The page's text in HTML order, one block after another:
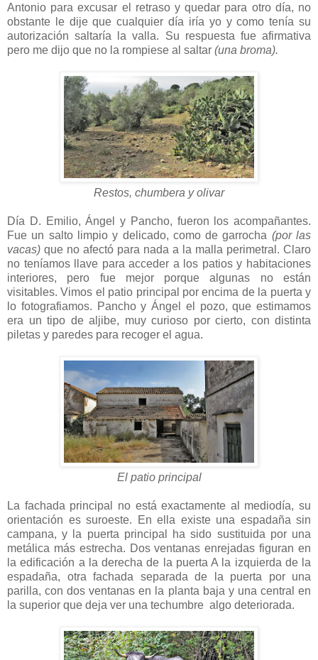
Antonio para excusar el retraso y quedar para otro día, no
obstante le dije que cualquier día iría yo y como tenía su
autorización saltaría la valla. Su respuesta fue afirmativa
pero me dijo que no la rompiese al saltar (una broma).
Restos, chumbera y olivar
Día D. Emilio, Ángel y Pancho, fueron los acompañantes.
Fue un salto limpio y delicado, como de garrocha (por las
vacas) que no afectó para nada a la malla perimetral. Claro
no teníamos llave para acceder a los patios y habitaciones
interiores, pero fue mejor porque algunas no están
visitables. Vimos el patio principal por encima de la puerta y
lo fotografiamos. Pancho y Ángel el pozo, que estimamos
era un tipo de aljibe, muy curioso por cierto, con distinta
piletas y paredes para recoger el agua.
El patio principal
La fachada principal no está exactamente al mediodía, su
orientación es suroeste. En ella existe una espadaña sin
campana, y la puerta principal ha sido sustituida por una
metálica más estrecha. Dos ventanas enrejadas figuran en
la edificación a la derecha de la puerta A la izquierda de la
espadaña, otra fachada separada de la puerta por una
parilla, con dos ventanas en la planta baja y una central en
la superior que deja ver una techumbre algo deteriorada.